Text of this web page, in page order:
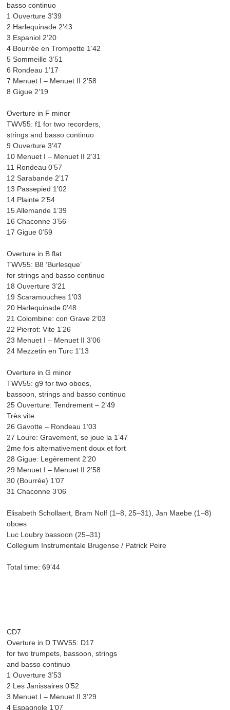
basso continuo
1 Ouverture 3’39
2 Harlequinade 2’43
3 Espaniol 2’20
4 Bourrée en Trompette 1’42
5 Sommeille 3’51
6 Rondeau 1’17
7 Menuet I – Menuet II 2’58
8 Gigue 2’19
Overture in F minor
TWV55: f1 for two recorders,
strings and basso continuo
9 Ouverture 3’47
10 Menuet I – Menuet II 2’31
11 Rondeau 0’57
12 Sarabande 2’17
13 Passepied 1’02
14 Plainte 2’54
15 Allemande 1’39
16 Chaconne 3’56
17 Gigue 0’59
Overture in B flat
TWV55: B8 ‘Burlesque’
for strings and basso continuo
18 Ouverture 3’21
19 Scaramouches 1’03
20 Harlequinade 0’48
21 Colombine: con Grave 2’03
22 Pierrot: Vite 1’26
23 Menuet I – Menuet II 3’06
24 Mezzetin en Turc 1’13
Overture in G minor
TWV55: g9 for two oboes,
bassoon, strings and basso continuo
25 Ouverture: Tendrement – 2’49
Très vite
26 Gavotte – Rondeau 1’03
27 Loure: Gravement, se joue la 1’47
2me fois alternativement doux et fort
28 Gigue: Legèrement 2’20
29 Menuet I – Menuet II 2’58
30 (Bourrée) 1’07
31 Chaconne 3’06
Elisabeth Schollaert, Bram Nolf (1–8, 25–31), Jan Maebe (1–8)
oboes
Luc Loubry bassoon (25–31)
Collegium Instrumentale Brugense / Patrick Peire
Total time: 69’44
CD7
Overture in D TWV55: D17
for two trumpets, bassoon, strings
and basso continuo
1 Ouverture 3’53
2 Les Janissaires 0’52
3 Menuet I – Menuet II 3’29
4 Espagnole 1’07